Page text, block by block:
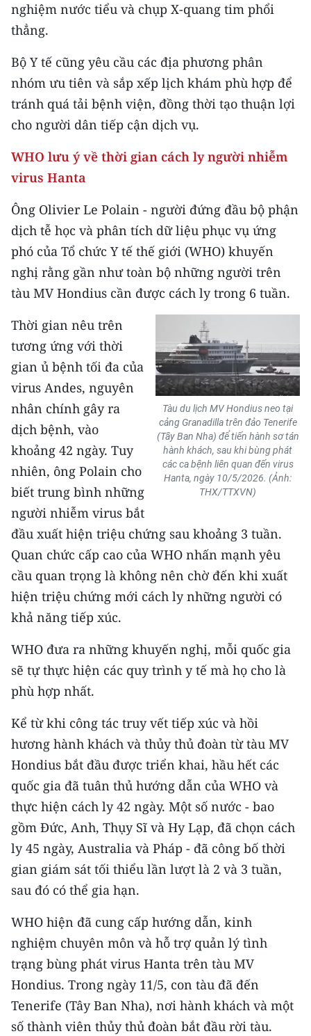
nghiệm nước tiểu và chụp X-quang tim phổi
thẳng.
Bộ Y tế cũng yêu cầu các địa phương phân
nhóm ưu tiên và sắp xếp lịch khám phù hợp để
tránh quá tải bệnh viện, đồng thời tạo thuận lợi
cho người dân tiếp cận dịch vụ.
WHO lưu ý về thời gian cách ly người nhiễm
virus Hanta
Ông Olivier Le Polain - người đứng đầu bộ phận
dịch tễ học và phân tích dữ liệu phục vụ ứng
phó của Tổ chức Y tế thế giới (WHO) khuyến
nghị rằng gần như toàn bộ những người trên
tàu MV Hondius cần được cách ly trong 6 tuần.
Tàu du lịch MV Hondius neo tại
cảng Granadilla trên đảo Tenerife
(Tây Ban Nha) để tiến hành sơ tán
hành khách, sau khi bùng phát
các ca bệnh liên quan đến virus
Hanta, ngày 10/5/2026. (Ảnh:
THX/TTXVN)
Thời gian nêu trên
tương ứng với thời
gian ủ bệnh tối đa của
virus Andes, nguyên
nhân chính gây ra
dịch bệnh, vào
khoảng 42 ngày. Tuy
nhiên, ông Polain cho
biết trung bình những
người nhiễm virus bắt
đầu xuất hiện triệu chứng sau khoảng 3 tuần.
Quan chức cấp cao của WHO nhấn mạnh yêu
cầu quan trọng là không nên chờ đến khi xuất
hiện triệu chứng mới cách ly những người có
khả năng tiếp xúc.
WHO đưa ra những khuyến nghị, mỗi quốc gia
sẽ tự thực hiện các quy trình y tế mà họ cho là
phù hợp nhất.
Kể từ khi công tác truy vết tiếp xúc và hồi
hương hành khách và thủy thủ đoàn từ tàu MV
Hondius bắt đầu được triển khai, hầu hết các
quốc gia đã tuân thủ hướng dẫn của WHO và
thực hiện cách ly 42 ngày. Một số nước - bao
gồm Đức, Anh, Thụy Sĩ và Hy Lạp, đã chọn cách
ly 45 ngày, Australia và Pháp - đã công bố thời
gian giám sát tối thiểu lần lượt là 2 và 3 tuần,
sau đó có thể gia hạn.
WHO hiện đã cung cấp hướng dẫn, kinh
nghiệm chuyên môn và hỗ trợ quản lý tình
trạng bùng phát virus Hanta trên tàu MV
Hondius. Trong ngày 11/5, con tàu đã đến
Tenerife (Tây Ban Nha), nơi hành khách và một
số thành viên thủy thủ đoàn bắt đầu rời tàu.